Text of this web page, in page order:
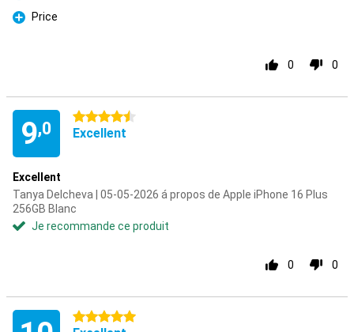
Pour
Price
0 0
9,0
4.5 étoiles
Excellent
Excellent
Tanya Delcheva | 05-05-2026 á propos de Apple iPhone 16 Plus
256GB Blanc
Je recommande ce produit
0 0
5 étoiles